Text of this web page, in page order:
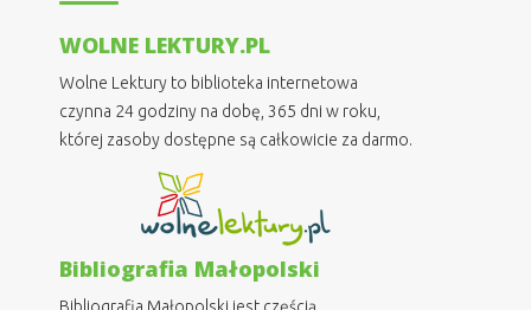
WOLNE LEKTURY.PL
Wolne Lektury to biblioteka internetowa
czynna 24 godziny na dobę, 365 dni w roku,
której zasoby dostępne są całkowicie za darmo.
Bibliografia Małopolski